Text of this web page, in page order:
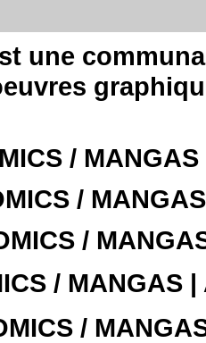
une
/
/
/
/ MANGAS |
/